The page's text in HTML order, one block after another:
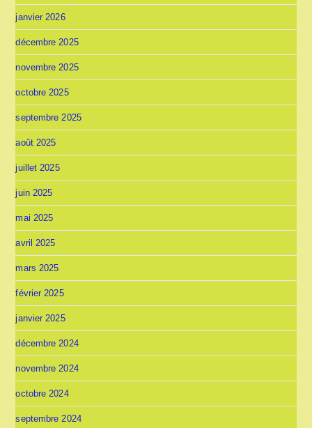
janvier 2026
décembre 2025
novembre 2025
octobre 2025
septembre 2025
août 2025
juillet 2025
juin 2025
mai 2025
avril 2025
mars 2025
février 2025
janvier 2025
décembre 2024
novembre 2024
octobre 2024
septembre 2024